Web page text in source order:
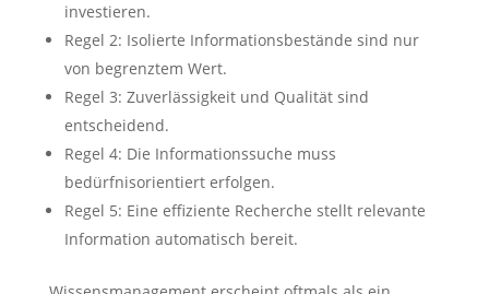
investieren.
Regel 2: Isolierte Informationsbestände sind nur
von begrenztem Wert.
Regel 3: Zuverlässigkeit und Qualität sind
entscheidend.
Regel 4: Die Informationssuche muss
bedürfnisorientiert erfolgen.
Regel 5: Eine effiziente Recherche stellt relevante
Information automatisch bereit.